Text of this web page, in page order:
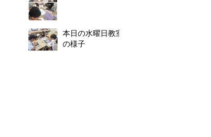
本日の水曜日教室
の様子